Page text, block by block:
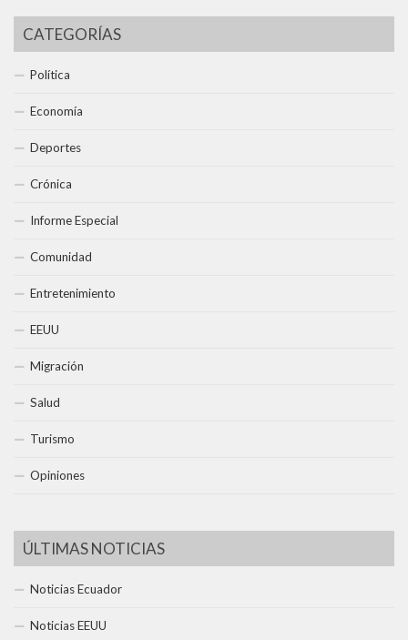
CATEGORÍAS
Política
Economía
Deportes
Crónica
Informe Especial
Comunidad
Entretenimiento
EEUU
Migración
Salud
Turismo
Opiniones
ÚLTIMAS NOTICIAS
Noticias Ecuador
Noticias EEUU